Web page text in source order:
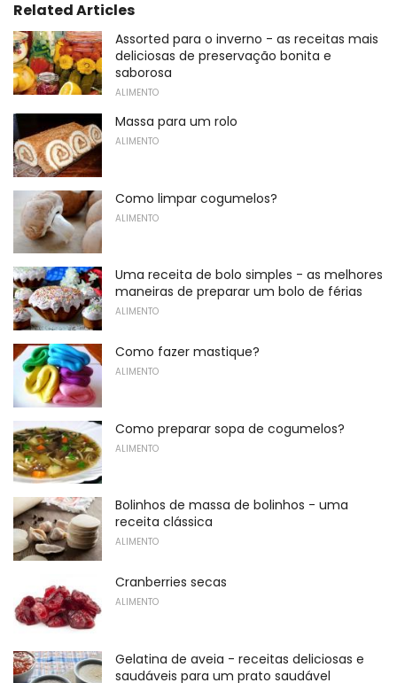
Related Articles
Assorted para o inverno - as receitas mais
deliciosas de preservação bonita e
saborosa
ALIMENTO
Massa para um rolo
ALIMENTO
Como limpar cogumelos?
ALIMENTO
Uma receita de bolo simples - as melhores
maneiras de preparar um bolo de férias
ALIMENTO
Como fazer mastique?
ALIMENTO
Como preparar sopa de cogumelos?
ALIMENTO
Bolinhos de massa de bolinhos - uma
receita clássica
ALIMENTO
Cranberries secas
ALIMENTO
Gelatina de aveia - receitas deliciosas e
saudáveis ​​para um prato saudável